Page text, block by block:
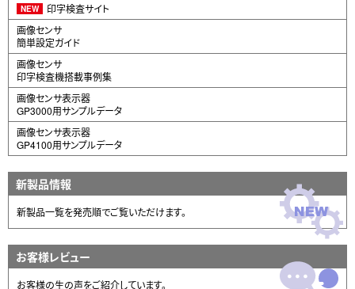
NEW
印字検査サイト
画像センサ
簡単設定ガイド
画像センサ
印字検査機搭載事例集
画像センサ表示器
GP3000用サンプルデータ
画像センサ表示器
GP4100用サンプルデータ
新製品情報
新製品一覧を発売順でご覧いただけます。
お客様レビュー
お客様の生の声をご紹介しています。